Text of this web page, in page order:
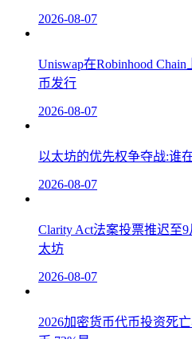
2026-08-07
Uniswap在Robinhood
币发行
2026-08-07
以太坊的优先权争夺战:谁
2026-08-07
Clarity Act法案投票推迟至
太坊
2026-08-07
2026加密货币代币投资死